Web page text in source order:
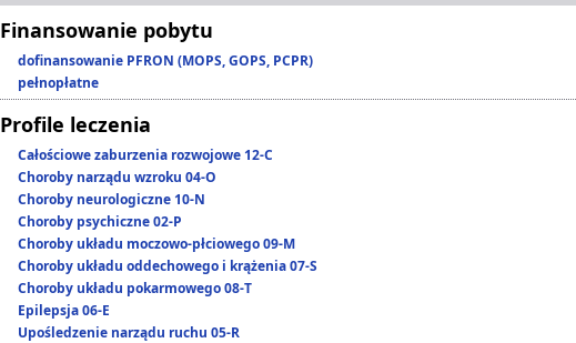
Finansowanie pobytu
dofinansowanie PFRON (MOPS, GOPS, PCPR)
pełnopłatne
Profile leczenia
Całościowe zaburzenia rozwojowe 12-C
Choroby narządu wzroku 04-O
Choroby neurologiczne 10-N
Choroby psychiczne 02-P
Choroby układu moczowo-płciowego 09-M
Choroby układu oddechowego i krążenia 07-S
Choroby układu pokarmowego 08-T
Epilepsja 06-E
Upośledzenie narządu ruchu 05-R